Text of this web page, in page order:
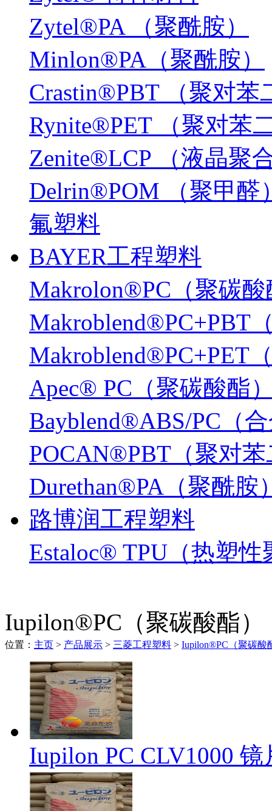
Zytel®PA （聚酰胺）
Minlon®PA（聚酰胺）
Crastin®PBT （聚对苯
Rynite®PET （聚对苯
Zenite®LCP （液晶聚
Delrin®POM （聚甲醛
氟塑料
BAYER工程塑料
Makrolon®PC（聚碳
Makroblend®PC+PBT
Makroblend®PC+PET
Apec® PC（聚碳酸酯
Bayblend®ABS/PC（
POCAN®PBT（聚对
Durethan®PA（聚酰胺
路博润工程塑料
Estaloc® TPU（热塑
Iupilon®PC（聚碳酸酯）
位置： 主页 > 产品展示 > 三菱工程塑料 > Iupilon®PC（聚碳酸
Iupilon PC CLV1000